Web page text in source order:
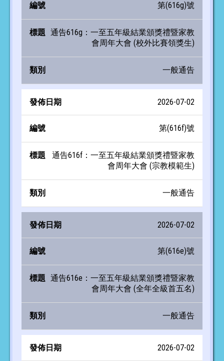
第(616g)號
通告616g：一至五年級結業頒獎禮暨家教
會周年大會 (校外比賽領獎生)
一般通告
2026-07-02
第(616f)號
通告616f：一至五年級結業頒獎禮暨家教
會周年大會 (宗教模範生)
一般通告
2026-07-02
第(616e)號
通告616e：一至五年級結業頒獎禮暨家教
會周年大會 (全年全級首五名)
一般通告
2026-07-02